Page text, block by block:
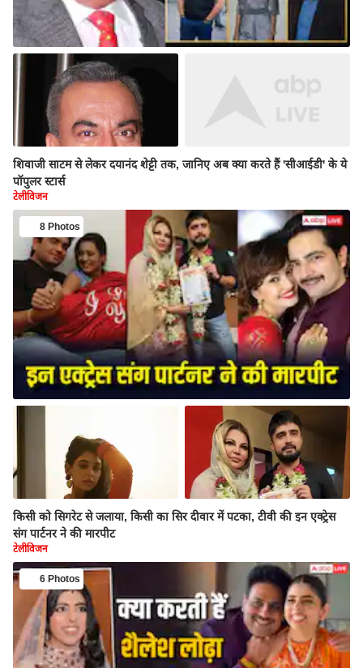
शिवाजी साटम से लेकर दयानंद शेट्टी तक, जानिए अब क्या करते हैं 'सीआईडी' के ये
पॉपुलर स्टार्स
टेलीविजन
8 Photos
किसी को सिगरेट से जलाया, किसी का सिर दीवार में पटका, टीवी की इन एक्ट्रेस
संग पार्टनर ने की मारपीट
टेलीविजन
6 Photos